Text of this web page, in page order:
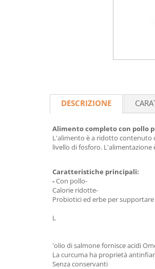
DESCRIZIONE
Alimento completo con pollo
L'alimento è a ridotto contenuto
livello di fosforo. L'alimentazione
Caratteristiche principali:
-Con pollo-
Calorie ridotte-
Probiotici ed erbe per
L
'olio di salmone fornisce acidi
La curcuma ha proprietà
Senza conservanti